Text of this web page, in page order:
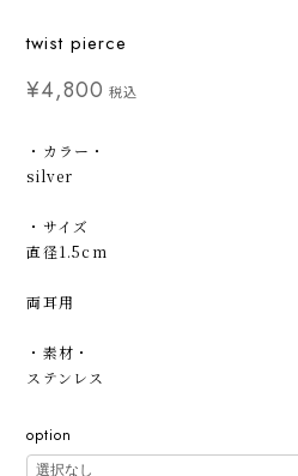
twist pierce
¥4,800 税込
・カラー・
silver
・サイズ
直径1.5cm
両耳用
・素材・
ステンレス
option